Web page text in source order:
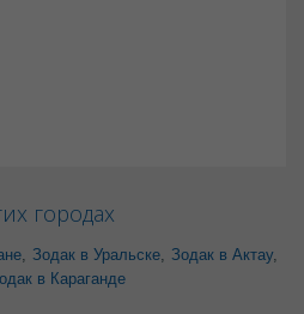
городах
Зодак в Уральске Зодак в Актау,
в Караганде